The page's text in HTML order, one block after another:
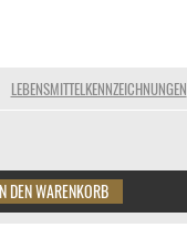
LEBENSMITTELKENNZEICHNUNGEN